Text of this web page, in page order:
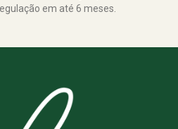
em até 6 meses.